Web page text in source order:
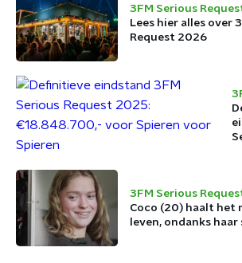
3FM Serious
Lees hier alles over
Request 2026
3FM Serious
Coco (20) haalt het
leven, ondanks